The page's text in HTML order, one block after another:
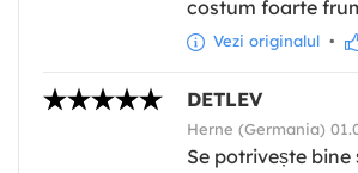
costum foarte
Vezi originalul •
DETLEV
Herne (Germania)
Se potrivește